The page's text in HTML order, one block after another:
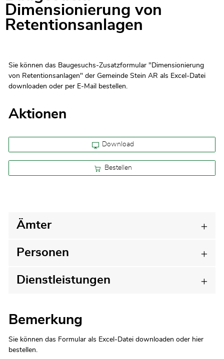
Dimensionierung von
Retentionsanlagen
Sie können das Baugesuchs-Zusatzformular "Dimensionierung
von Retentionsanlagen" der Gemeinde Stein AR als Excel-Datei
downloaden oder per E-Mail bestellen.
Aktionen
Download
Bestellen
Zugehörige Objekte
Ämter
Personen
Dienstleistungen
Bemerkung
Sie können das Formular als Excel-Datei downloaden oder hier
bestellen.